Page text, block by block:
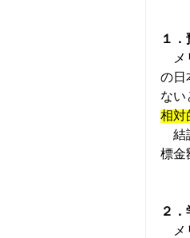
１
メ
の日
ない
相対
結
標金
２
メ